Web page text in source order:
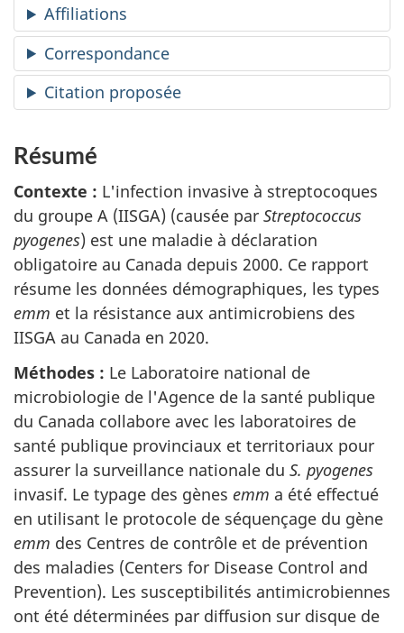
Affiliations
Correspondance
Citation proposée
Résumé
Contexte : L'infection invasive à streptocoques
du groupe A (IISGA) (causée par Streptococcus
pyogenes) est une maladie à déclaration
obligatoire au Canada depuis 2000. Ce rapport
résume les données démographiques, les types
emm et la résistance aux antimicrobiens des
IISGA au Canada en 2020.
Méthodes : Le Laboratoire national de
microbiologie de l'Agence de la santé publique
du Canada collabore avec les laboratoires de
santé publique provinciaux et territoriaux pour
assurer la surveillance nationale du S. pyogenes
invasif. Le typage des gènes emm a été effectué
en utilisant le protocole de séquençage du gène
emm des Centres de contrôle et de prévention
des maladies (Centers for Disease Control and
Prevention). Les susceptibilités antimicrobiennes
ont été déterminées par diffusion sur disque de